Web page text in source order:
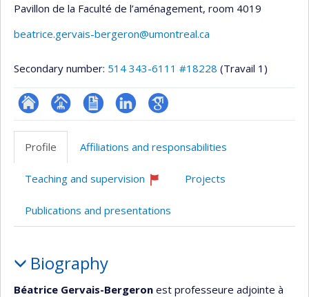
Pavillon de la Faculté de l’aménagement, room 4019
beatrice.gervais-bergeron@umontreal.ca
Secondary number: 514 343-6111 #18228 (Travail 1)
ResearchGate
Page
professionnelle
(faculté,département,école)
CV LinkedInGoogle
Profile Affiliations and responsabilities
Teaching and supervision
recruiting
Projects
Publications and presentations
Biography
Béatrice Gervais-Bergeron est professeure adjointe à